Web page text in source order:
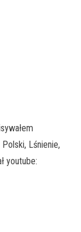
Lśnienie,
youtube: